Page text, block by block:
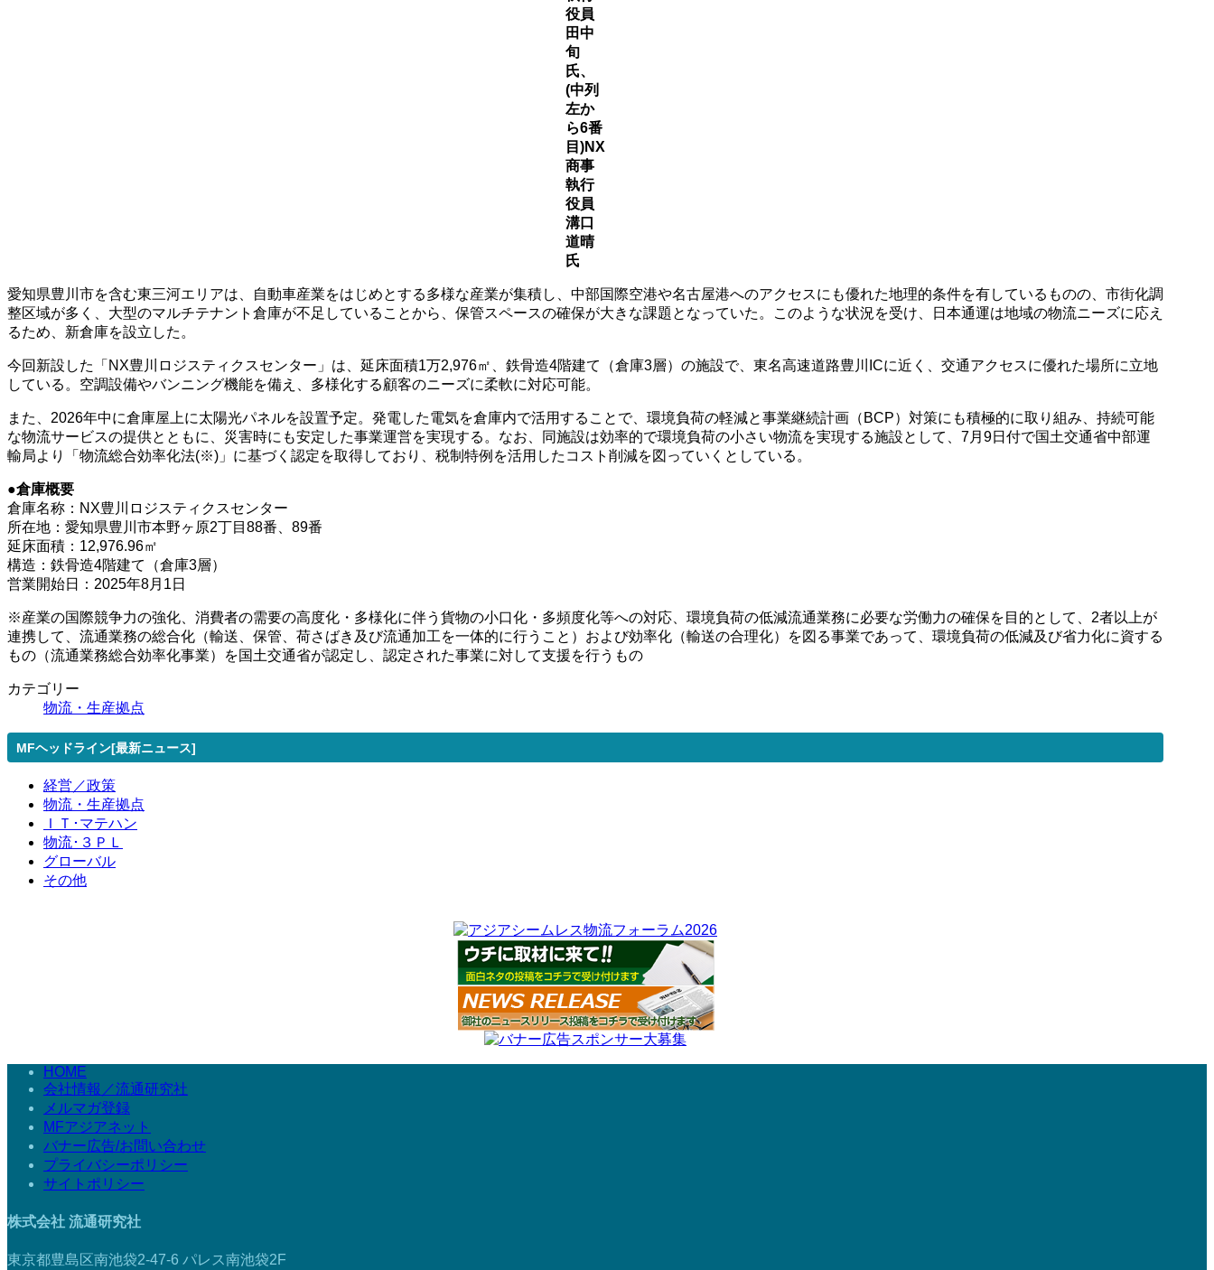
役員
田中
旬
氏、
(中列
左か
ら6番
目)NX
商事
執行
役員
溝口
道晴
氏
愛知県豊川市を含む東三河エリアは、自動車産業をはじめとする多様な産業が集積し、中部国際空港や名古屋港へのアクセスにも優れた地理的条件を有しているものの、市街化調
整区域が多く、大型のマルチテナント倉庫が不足していることから、保管スペースの確保が大きな課題となっていた。このような状況を受け、日本通運は地域の物流ニーズに応え
るため、新倉庫を設立した。
今回新設した「NX豊川ロジスティクスセンター」は、延床面積1万2,976㎡、鉄骨造4階建て（倉庫3層）の施設で、東名高速道路豊川ICに近く、交通アクセスに優れた場所に立地
している。空調設備やバンニング機能を備え、多様化する顧客のニーズに柔軟に対応可能。
また、2026年中に倉庫屋上に太陽光パネルを設置予定。発電した電気を倉庫内で活用することで、環境負荷の軽減と事業継続計画（BCP）対策にも積極的に取り組み、持続可能
な物流サービスの提供とともに、災害時にも安定した事業運営を実現する。なお、同施設は効率的で環境負荷の小さい物流を実現する施設として、7月9日付で国土交通省中部運
輸局より「物流総合効率化法(※)」に基づく認定を取得しており、税制特例を活用したコスト削減を図っていくとしている。
●倉庫概要
倉庫名称：NX豊川ロジスティクスセンター
所在地：愛知県豊川市本野ヶ原2丁目88番、89番
延床面積：12,976.96㎡
構造：鉄骨造4階建て（倉庫3層）
営業開始日：2025年8月1日
※産業の国際競争力の強化、消費者の需要の高度化・多様化に伴う貨物の小口化・多頻度化等への対応、環境負荷の低減流通業務に必要な労働力の確保を目的として、2者以上が
連携して、流通業務の総合化（輸送、保管、荷さばき及び流通加工を一体的に行うこと）および効率化（輸送の合理化）を図る事業であって、環境負荷の低減及び省力化に資する
もの（流通業務総合効率化事業）を国土交通省が認定し、認定された事業に対して支援を行うもの
カテゴリー
物流・生産拠点
MFヘッドライン[最新ニュース]
経営／政策
物流・生産拠点
ＩＴ･マテハン
物流･３ＰＬ
グローバル
その他
HOME
会社情報／流通研究社
メルマガ登録
MFアジアネット
バナー広告/お問い合わせ
プライバシーポリシー
サイトポリシー
株式会社 流通研究社
東京都豊島区南池袋2-47-6 パレス南池袋2F